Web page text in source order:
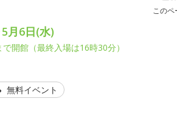
このペ
月6日(水)
開館（最終入場は16時30分）
無料イベント